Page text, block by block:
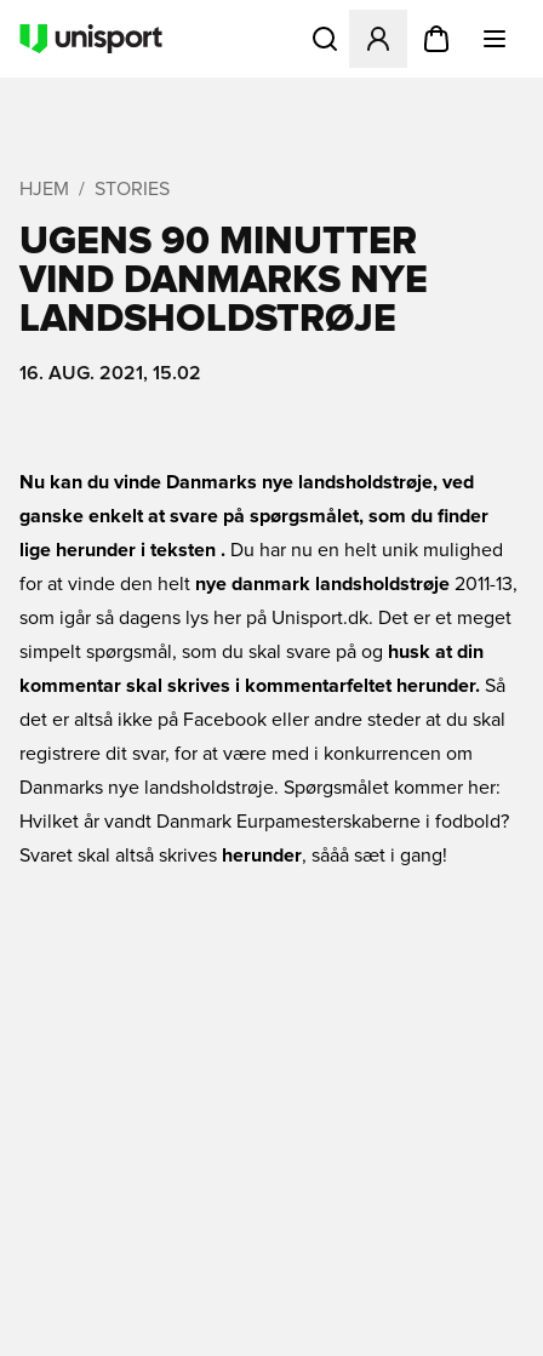
Åbner en Modal til at
HJEM STORIES
UGENS 90 MINUTTER 
VIND DANMARKS NYE
LANDSHOLDSTRØJE
16. AUG. 2021, 15.02
Nu kan du vinde Danmarks nye landsholdstrøje, ved
ganske enkelt at svare på spørgsmålet, som du finder
lige herunder i teksten . Du har nu en helt unik mulighed
for at vinde den helt nye danmark landsholdstrøje 2011-13,
som igår så dagens lys her på Unisport.dk. Det er et meget
simpelt spørgsmål, som du skal svare på og husk at din
kommentar skal skrives i kommentarfeltet herunder. Så
det er altså ikke på Facebook eller andre steder at du skal
registrere dit svar, for at være med i konkurrencen om
Danmarks nye landsholdstrøje. Spørgsmålet kommer her:
Hvilket år vandt Danmark Eurpamesterskaberne i fodbold?
Svaret skal altså skrives herunder, sååå sæt i gang!